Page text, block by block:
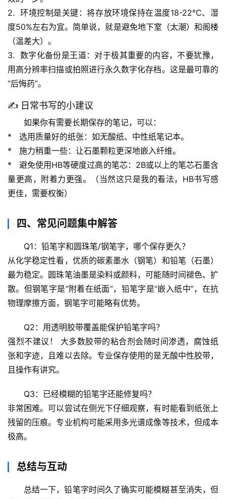
史
档
案
宇
宙
天
活
科
科
技
沿
理
驿
站
求
真
2. 环境控制是关键 ：将存放环境保持在温度18-22°C、湿
度50%左右为宜。简单说，就是避免地下室（太潮）和阁楼
（温差大）。
3. 数字化备份是王道：对于极其重要的内容，不要犹豫，
用高分辨率扫描或拍照进行永久数字化存档。这是最可靠的
“后悔药”。
✍️ 日常书写的小建议
如果你有需要长期保存的笔记，可以：
* 选用质量好的纸张：如无酸纸、中性纸笔记本。
* 施力稍重一些：让石墨颗粒更深地嵌入纤维。
* 避免使用HB等硬度过高的笔芯 ：2B或以上的笔芯石墨含
量更高，附着力更强。（当然这只是我的看法，HB书写感
更佳，需要权衡）
四、常见问题集中解答
Q1：铅笔字和圆珠笔/钢笔字，哪个保存更久？
从化学稳定性看，优质的碳素墨水（钢笔）和铅笔（石墨）
最为稳定。圆珠笔油墨是染料或颜料，可能随时间褪色、扩
散。但钢笔字是“附着在纸面”，铅笔字是“嵌入纸中”，在抗
物理摩擦方面，钢笔字可能略有优势。
Q2：用透明胶带覆盖能保护铅笔字吗？
强烈不建议！
大多数胶带的粘合剂会随时间渗透，腐蚀纸
张和字迹，且难以去除。专业保存使用的是无酸中性胶带，
且操作有讲究。
Q3：已经模糊的铅笔字还能修复吗？
非常困难。可以尝试在侧光下仔细观察，有时能看到纸张上
残留的压痕。专业机构可能采用多光谱成像等技术，但成本
极高。
总结与互动
总结一下，铅笔字时间久了确实可能模糊甚至消失，但